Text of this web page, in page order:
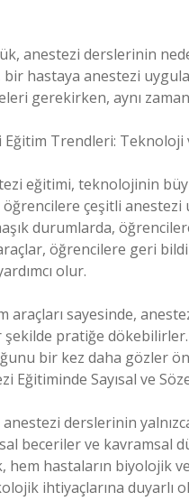
anestezi derslerinin
bir hastaya anestezi
gerekirken, aynı
Trendleri: Teknoloji
eğitimi, teknolojinin
öğrencilere çeşitli
durumlarda,
öğrencilere geri
olur.
araçları sayesinde,
pratiğe
bir kez daha gözler
Eğitiminde Sayısal ve
derslerinin
beceriler ve
hem hastaların biyolojik
ihtiyaçlarına duyarlı